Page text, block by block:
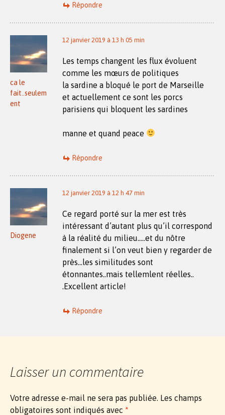
Répondre
ca le
fait..seulem
ent
12 janvier 2019 à 13 h 05 min
Les temps changent les flux évoluent
comme les mœurs de politiques
la sardine a bloqué le port de Marseille
et actuellement ce sont les porcs
parisiens qui bloquent les sardines
manne et quand peace
Répondre
Diogene
12 janvier 2019 à 12 h 47 min
Ce regard porté sur la mer est très
intéressant d’autant plus qu’il correspond
à la réalité du milieu…..et du nôtre
finalement si l’on veut bien y regarder de
près…les similitudes sont
étonnantes..mais tellemlent réelles..
.Excellent article!
Répondre
Laisser un commentaire
Votre adresse e-mail ne sera pas publiée. Les champs
obligatoires sont indiqués avec *